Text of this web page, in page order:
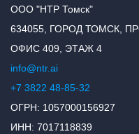
ООО "НТР Томск"
634055, ГОРОД ТОМСК,
ОФИС 409, ЭТАЖ 4
info@ntr.ai
+7 3822 48-85-32
ОГРН: 1057000156927
ИНН: 7017118839